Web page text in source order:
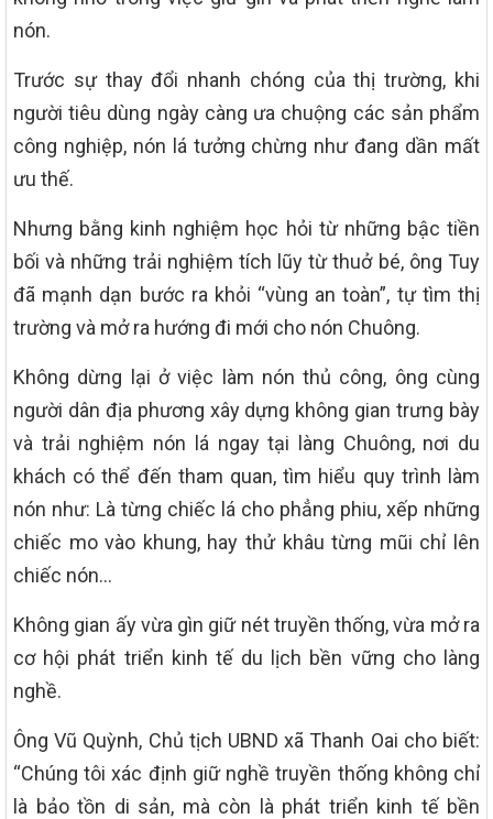
nón.
Trước sự thay đổi nhanh chóng của thị trường, khi
người tiêu dùng ngày càng ưa chuộng các sản phẩm
công nghiệp, nón lá tưởng chừng như đang dần mất
ưu thế.
Nhưng bằng kinh nghiệm học hỏi từ những bậc tiền
bối và những trải nghiệm tích lũy từ thuở bé, ông Tuy
đã mạnh dạn bước ra khỏi “vùng an toàn”, tự tìm thị
trường và mở ra hướng đi mới cho nón Chuông.
Không dừng lại ở việc làm nón thủ công, ông cùng
người dân địa phương xây dựng không gian trưng bày
và trải nghiệm nón lá ngay tại làng Chuông, nơi du
khách có thể đến tham quan, tìm hiểu quy trình làm
nón như: Là từng chiếc lá cho phẳng phiu, xếp những
chiếc mo vào khung, hay thử khâu từng mũi chỉ lên
chiếc nón…
Không gian ấy vừa gìn giữ nét truyền thống, vừa mở ra
cơ hội phát triển kinh tế du lịch bền vững cho làng
nghề.
Ông Vũ Quỳnh, Chủ tịch UBND xã Thanh Oai cho biết:
“Chúng tôi xác định giữ nghề truyền thống không chỉ
là bảo tồn di sản, mà còn là phát triển kinh tế bền